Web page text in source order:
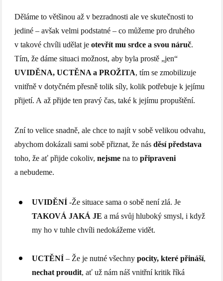
Děláme to většinou až v bezradnosti ale ve skutečnosti to
jediné – avšak velmi podstatné – co můžeme pro druhého
v takové chvíli udělat jeotevřít mu srdce a svou náruč.
Tím, že dáme situaci možnost, aby byla prostě „jen“
UVIDĚNA, UCTĚNA a PROŽITA, tím se zmobilizuje
vnitřně v dotyčném přesně tolik síly, kolik potřebuje k jejímu
přijetí. A až přijde ten pravý čas, také k jejímu propuštění.
Zní to velice snadně, ale chce to najít v sobě velikou odvahu,
abychom dokázali sami sobě přiznat, že násděsí představa
toho, že ať přijde cokoliv,nejsme na topřipraveni
a nebudeme.
UVIDĚNÍ-Že situace sama o sobě není zlá. Je
TAKOVÁ JAKÁ JE a má svůj hluboký smysl, i když
my ho v tuhle chvíli nedokážeme vidět.
UCTĚNÍ– Že je nutné všechnypocity, které přináší,
nechat proudit, ať už nám náš vnitřní kritik říká